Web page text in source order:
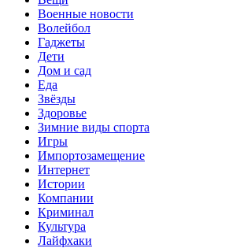
Военные новости
Волейбол
Гаджеты
Дети
Дом и сад
Еда
Звёзды
Здоровье
Зимние виды спорта
Игры
Импортозамещение
Интернет
Истории
Компании
Криминал
Культура
Лайфхаки